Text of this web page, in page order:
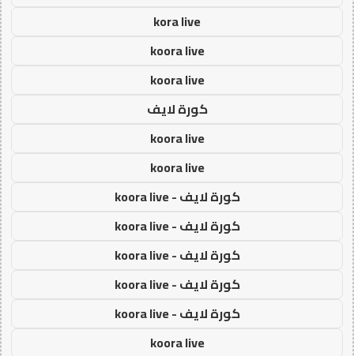
kora live
koora live
koora live
كورة لايف
koora live
koora live
كورة لايف - koora live
كورة لايف - koora live
كورة لايف - koora live
كورة لايف - koora live
كورة لايف - koora live
koora live